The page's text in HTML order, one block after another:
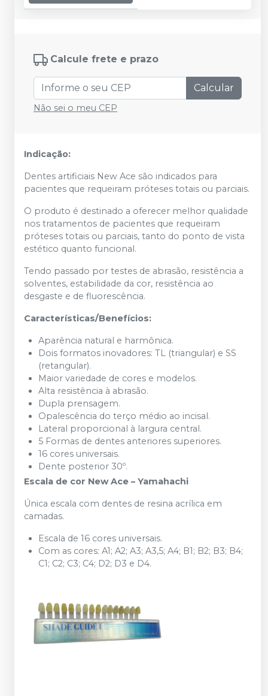
Calcule frete e prazo
Calcular
Não sei o meu CEP
Indicação:
Dentes artificiais New Ace são indicados para
pacientes que requeiram próteses totais ou parciais.
O produto é destinado a oferecer melhor qualidade
nos tratamentos de pacientes que requeiram
próteses totais ou parciais, tanto do ponto de vista
estético quanto funcional.
Tendo passado por testes de abrasão, resistência a
solventes, estabilidade da cor, resistência ao
desgaste e de fluorescência.
Características/Benefícios:
Aparência natural e harmônica.
Dois formatos inovadores: TL (triangular) e SS
(retangular).
Maior variedade de cores e modelos.
Alta resistência à abrasão.
Dupla prensagem.
Opalescência do terço médio ao incisal.
Lateral proporcional à largura central.
5 Formas de dentes anteriores superiores.
16 cores universais.
Dente posterior 30º.
Escala de cor New Ace – Yamahachi
Única escala com dentes de resina acrílica em
camadas.
Escala de 16 cores universais.
Com as cores: A1; A2; A3; A3,5; A4; B1; B2; B3; B4;
C1; C2; C3; C4; D2; D3 e D4.